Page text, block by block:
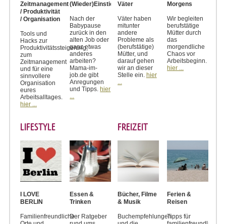
Zeitmanagement
/ Produktivität
/ Organisation
Tools und
Hacks zur
Produktivitätssteigerung,
zum
Zeitmanagement
und für eine
sinnvollere
Organisation
eures
Arbeitsalltages.
hier ...
(Wieder)Einstieg
Nach der
Babypause
zurück in den
alten Job oder
ganz etwas
anderes
arbeiten?
Mama-im-
job.de gibt
Anregungen
und Tipps. hier
...
Väter
Väter haben
mitunter
andere
Probleme als
(berufstätige)
Mütter, und
darauf gehen
wir an dieser
Stelle ein. hier
...
Morgens
Wir begleiten
berufstätige
Mütter durch
das
morgendliche
Chaos vor
Arbeitsbeginn.
hier ...
LIFESTYLE
I LOVE
BERLIN
Familienfreundliche
Essen &
Trinken
Der Ratgeber
FREIZEIT
Bücher, Filme
& Musik
Buchempfehlungen
Ferien &
Reisen
Tipps für